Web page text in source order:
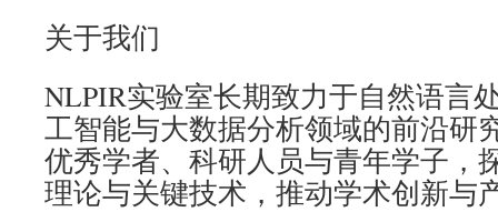
关于我们
NLPIR实验室长期致力于自然语言
工智能与大数据分析领域的前沿研
优秀学者、科研人员与青年学子，
理论与关键技术，推动学术创新与